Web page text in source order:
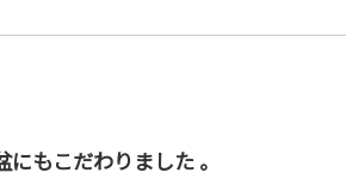
にもこだわりました 。